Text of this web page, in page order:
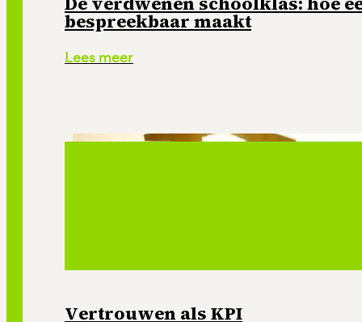
bespreekbaar maakt
Lees meer
Vertrouwen als KPI